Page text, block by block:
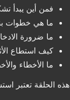
فمن أين يبدأ
ما هي خطوات
ما ضرورة
كيف استطاع
ما الأخطاء
هذه الحلقة تعتبر